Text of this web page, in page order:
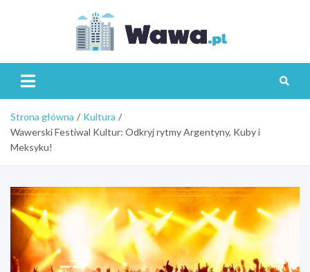
Strona główna
Kultura
Wawerski Festiwal Kultur: Odkryj rytmy Argentyny, Kuby i
Meksyku!